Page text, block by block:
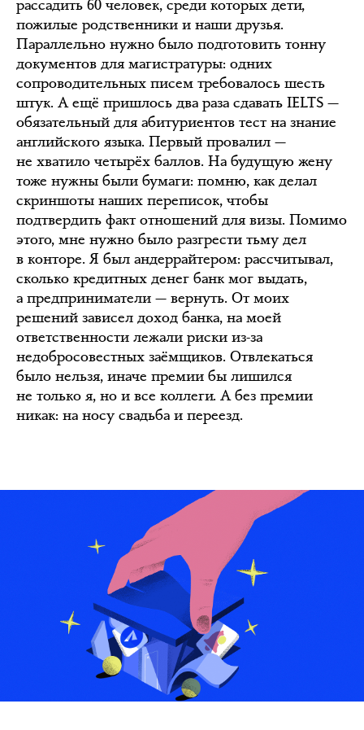
рассадить 60 человек, среди которых дети,
пожилые родственники и наши друзья.
Параллельно нужно было подготовить тонну
документов для магистратуры: одних
сопроводительных писем требовалось шесть
штук. А ещё пришлось два раза сдавать IELTS —
обязательный для абитуриентов тест на знание
английского языка. Первый провалил —
не хватило четырёх баллов. На будущую жену
тоже нужны были бумаги: помню, как делал
скриншоты наших переписок, чтобы
подтвердить факт отношений для визы. Помимо
этого, мне нужно было разгрести тьму дел
в конторе. Я был андеррайтером: рассчитывал,
сколько кредитных денег банк мог выдать,
а предприниматели — вернуть. От моих
решений зависел доход банка, на моей
ответственности лежали риски из-за
недобросовестных заёмщиков. Отвлекаться
было нельзя, иначе премии бы лишился
не только я, но и все коллеги. А без премии
никак: на носу свадьба и переезд.